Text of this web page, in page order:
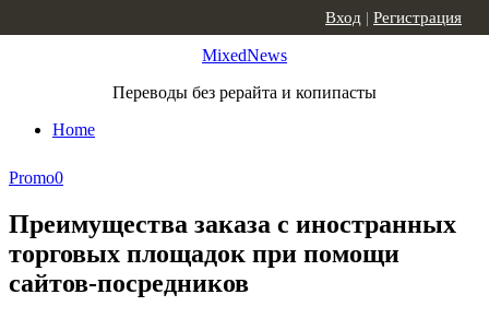
MixedNews
Переводы без рерайта и копипасты
Home
Вход | Регистрация
Promo0
Преимущества заказа с иностранных
торговых площадок при помощи
сайтов-посредников